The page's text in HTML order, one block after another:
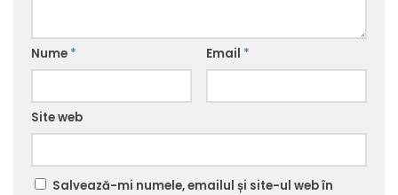
Nume * Email *
Site web
Salvează-mi numele, emailul și site-ul web în